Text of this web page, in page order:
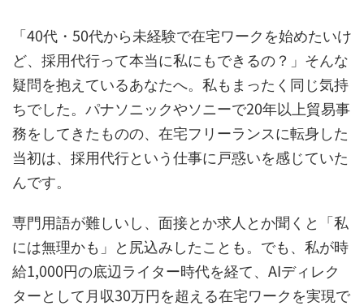
「40代・50代から未経験で在宅ワークを始めたいけ
ど、採用代行って本当に私にもできるの？」そんな
疑問を抱えているあなたへ。私もまったく同じ気持
ちでした。パナソニックやソニーで20年以上貿易事
務をしてきたものの、在宅フリーランスに転身した
当初は、採用代行という仕事に戸惑いを感じていた
んです。
専門用語が難しいし、面接とか求人とか聞くと「私
には無理かも」と尻込みしたことも。でも、私が時
給1,000円の底辺ライター時代を経て、AIディレク
ターとして月収30万円を超える在宅ワークを実現で